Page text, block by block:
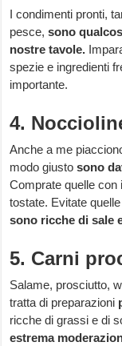
I condimenti pronti,
pesce,sono
nostre tavole.
spezie e ingredienti
importante.
4.
Anche a me
modo giustosono
Comprate quelle
tostate. Evitate
sono ricche di sale
5. Carni
Salame, prosciutto,
tratta di preparazioni
ricche di grassi e di
estrema